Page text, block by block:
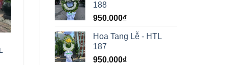
188
950.000₫
Hoa Tang Lễ - HTL
187
950.000₫